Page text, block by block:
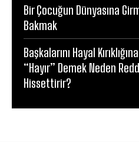
Bir Çocuğun Dünyasına
Bakmak
Başkalarını Hayal
“Hayır” Demek Neden
Hissettirir?